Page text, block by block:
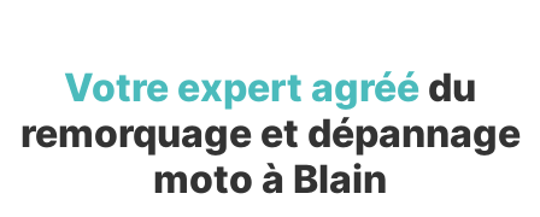
Votre expert agréé du
remorquage et dépannage
moto à Blain